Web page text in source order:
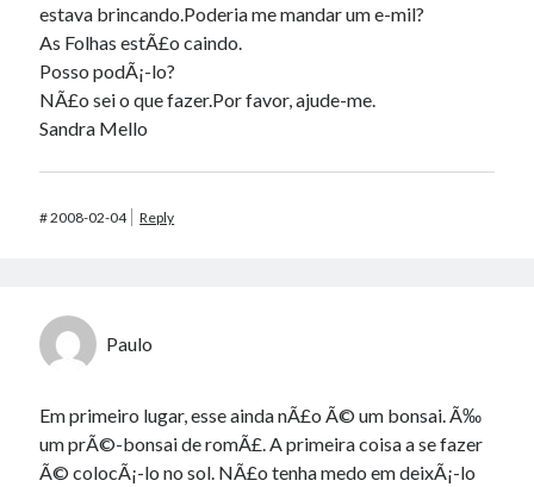
estava brincando.Poderia me mandar um e-mil?
As Folhas estÃ£o caindo.
Posso podÃ¡-lo?
NÃ£o sei o que fazer.Por favor, ajude-me.
Sandra Mello
#2008-02-04 Reply
Paulo
Em primeiro lugar, esse ainda nÃ£o Ã© um bonsai. Ã‰
um prÃ©-bonsai de romÃ£. A primeira coisa a se fazer
Ã© colocÃ¡-lo no sol. NÃ£o tenha medo em deixÃ¡-lo